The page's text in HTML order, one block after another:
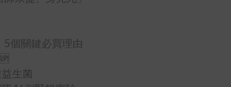
5個關鍵必買理由
生菌